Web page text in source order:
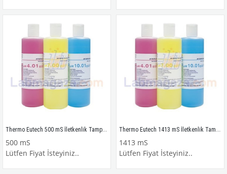
Thermo Eutech 500 mS İletkenlik Tampon Çözeltisi 3 yıl ömürlü, 480 ml.
500 mS
Lütfen Fiyat İsteyiniz..
Thermo Eutech 1413 mS İletkenlik Tampon Çözeltisi 3 yıl ömürlü, 480 ml.
1413 mS
Lütfen Fiyat İsteyiniz..